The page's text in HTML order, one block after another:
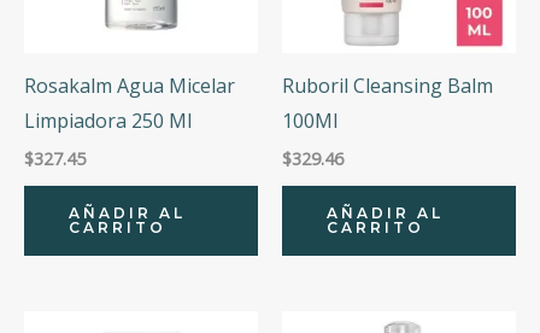
Rosakalm Agua Micelar
Limpiadora 250 Ml
$327.45
AÑADIR AL
CARRITO
Ruboril Cleansing Balm
100Ml
$329.46
AÑADIR AL
CARRITO